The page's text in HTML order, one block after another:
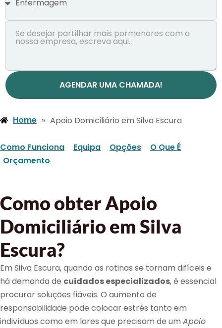
AGENDAR UMA CHAMADA!
Home » Apoio Domiciliário em Silva Escura
Como Funciona Equipa Opções
O Que É
Orçamento
Como obter Apoio
Domiciliário em Silva
Escura?
Em Silva Escura, quando as rotinas se tornam difíceis e
há demanda de cuidados especializados, é essencial
procurar soluções fiáveis. O aumento de
responsabilidade pode colocar estrés tanto em
indivíduos como em lares que precisam de um Apoio